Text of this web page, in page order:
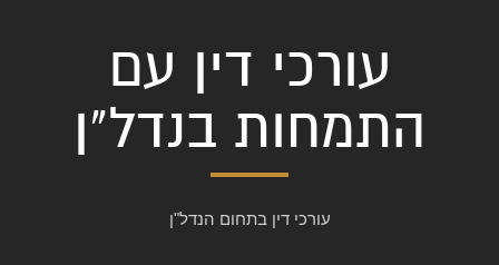
עורכי דין עם
התמחות בנדל"ן
עורכי דין בתחום הנדל"ן